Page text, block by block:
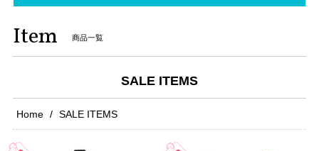
Item 商品一覧
SALE ITEMS
Home SALE ITEMS